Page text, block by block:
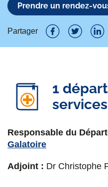
Prendre un rendez-
Partager
P
g
e
r
P
r
t
g
r
P
r
t
g
r
1
services
Responsable du
Galatoire
Adjoint : Dr Christophe